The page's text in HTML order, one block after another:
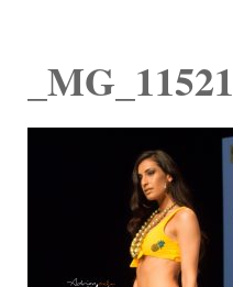
_MG_11521